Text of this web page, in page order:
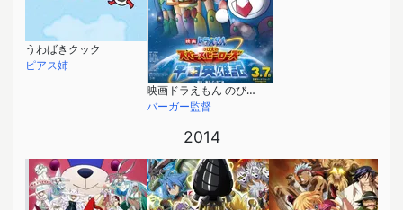
うわばきクック
ピアス姉
映画ドラえもん のび太の宇宙英雄記
バーガー監督
2014